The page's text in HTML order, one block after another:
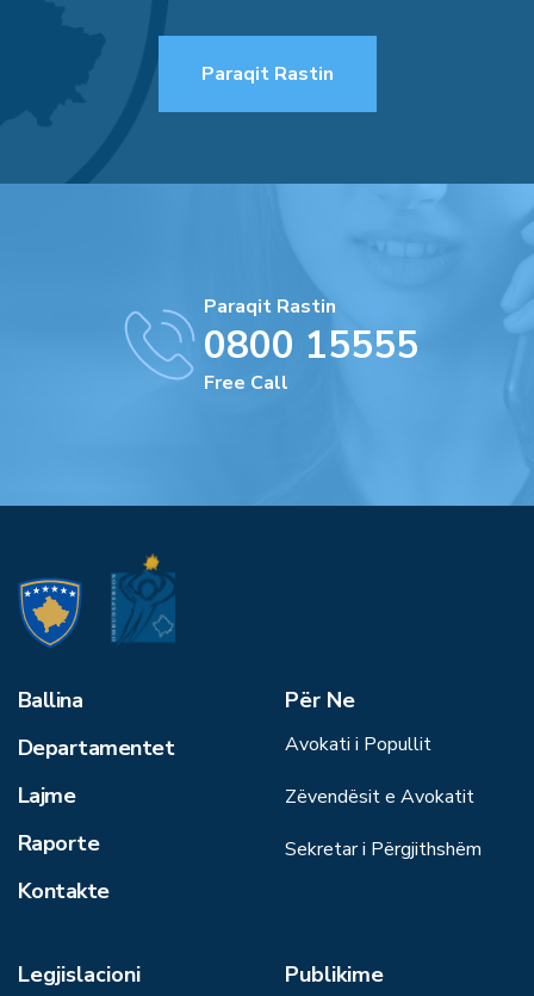
Paraqit Rastin
Paraqit Rastin
0800 15555
Free Call
Ballina
Departamentet
Lajme
Raporte
Kontakte
Për Ne
Avokati i Popullit
Zëvendësit e Avokatit
Sekretar i Përgjithshëm
Legjislacioni Publikime